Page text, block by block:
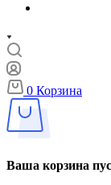
0 Корзина
Ваша корзина